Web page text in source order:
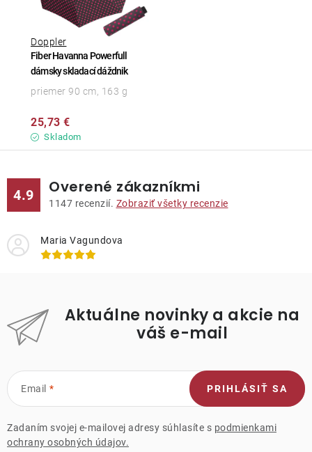
Fiber Havanna Powerfull
dámsky skladací dáždnik
Doppler
Skladom
25,73 €
priemer 90 cm, 163 g
4.9 Overené zákazníkmi
1147 recenzií. Zobraziť všetky recenzie
Maria Vagundova
Aktuálne novinky a akcie na
váš e-mail
Email
Zadaním svojej e-mailovej adresy súhlasíte s podmienkami
ochrany osobných údajov.
PRIHLÁSIŤ SA